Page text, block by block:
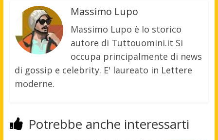
Massimo Lupo
Massimo Lupo è lo storico
autore di Tuttouomini.it Si
occupa principalmente di news
di gossip e celebrity. E' laureato in Lettere
moderne.
Potrebbe anche interessarti